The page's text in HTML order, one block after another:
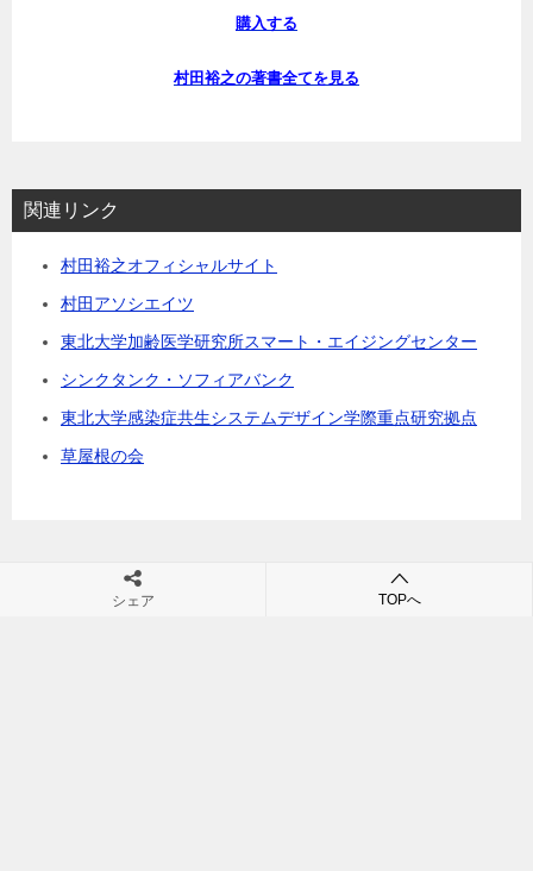
購入する
村田裕之の著書全てを見る
関連リンク
村田裕之オフィシャルサイト
村田アソシエイツ
東北大学加齢医学研究所スマート・エイジングセンター
シンクタンク・ソフィアバンク
東北大学感染症共生システムデザイン学際重点研究拠点
草屋根の会
シェア TOPへ